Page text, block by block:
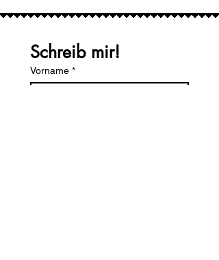
Schreib mir!
Vorname *